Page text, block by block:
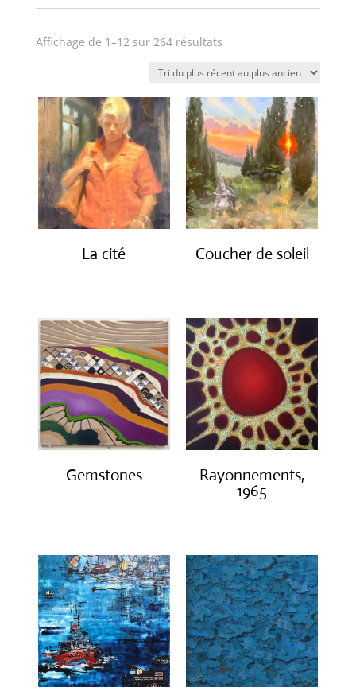
Affichage de 1–12 sur 264 résultatsTrié
plus
récent
au
plus
ancien
La cité Coucher de soleil
Gemstones
Rayonnements,
1965